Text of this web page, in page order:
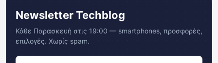
Newsletter Techblog
Κάθε Παρασκευή στις 19:00 — smartphones, προσφορές,
επιλογές. Χωρίς spam.